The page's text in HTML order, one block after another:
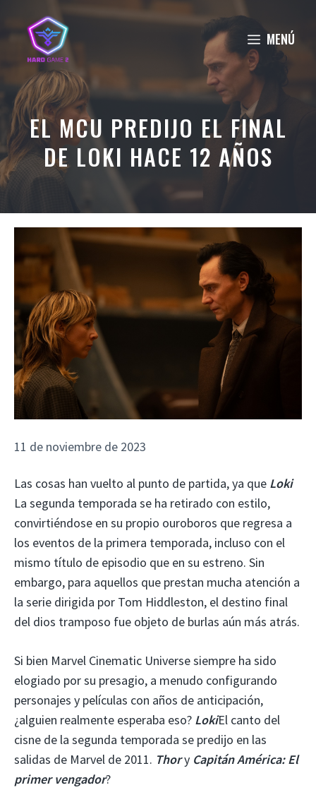
contenido
MENÚ
EL MCU PREDIJO EL FINAL
DE LOKI HACE 12 AÑOS
11 de noviembre de 2023
Las cosas han vuelto al punto de partida, ya que Loki
La segunda temporada se ha retirado con estilo,
convirtiéndose en su propio ouroboros que regresa a
los eventos de la primera temporada, incluso con el
mismo título de episodio que en su estreno. Sin
embargo, para aquellos que prestan mucha atención a
la serie dirigida por Tom Hiddleston, el destino final
del dios tramposo fue objeto de burlas aún más atrás.
Si bien Marvel Cinematic Universe siempre ha sido
elogiado por su presagio, a menudo configurando
personajes y películas con años de anticipación,
¿alguien realmente esperaba eso? LokiEl canto del
cisne de la segunda temporada se predijo en las
salidas de Marvel de 2011. Thory Capitán América: El
primer vengador?